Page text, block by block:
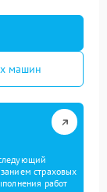
машин
страховых
работ